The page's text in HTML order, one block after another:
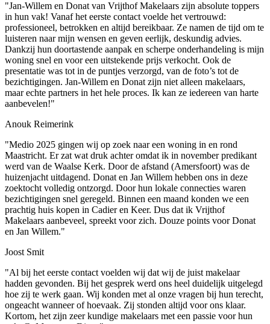
"Jan-Willem en Donat van Vrijthof Makelaars zijn absolute toppers
in hun vak! Vanaf het eerste contact voelde het vertrouwd:
professioneel, betrokken en altijd bereikbaar. Ze namen de tijd om te
luisteren naar mijn wensen en geven eerlijk, deskundig advies.
Dankzij hun doortastende aanpak en scherpe onderhandeling is mijn
woning snel en voor een uitstekende prijs verkocht. Ook de
presentatie was tot in de puntjes verzorgd, van de foto’s tot de
bezichtigingen. Jan-Willem en Donat zijn niet alleen makelaars,
maar echte partners in het hele proces. Ik kan ze iedereen van harte
aanbevelen!"
Anouk Reimerink
"Medio 2025 gingen wij op zoek naar een woning in en rond
Maastricht. Er zat wat druk achter omdat ik in november predikant
werd van de Waalse Kerk. Door de afstand (Amersfoort) was de
huizenjacht uitdagend. Donat en Jan Willem hebben ons in deze
zoektocht volledig ontzorgd. Door hun lokale connecties waren
bezichtigingen snel geregeld. Binnen een maand konden we een
prachtig huis kopen in Cadier en Keer. Dus dat ik Vrijthof
Makelaars aanbeveel, spreekt voor zich. Douze points voor Donat
en Jan Willem."
Joost Smit
"Al bij het eerste contact voelden wij dat wij de juist makelaar
hadden gevonden. Bij het gesprek werd ons heel duidelijk uitgelegd
hoe zij te werk gaan. Wij konden met al onze vragen bij hun terecht,
ongeacht wanneer of hoevaak. Zij stonden altijd voor ons klaar.
Kortom, het zijn zeer kundige makelaars met een passie voor hun